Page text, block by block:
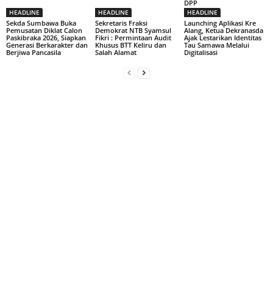
DPP
HEADLINE
Sekda Sumbawa Buka
Pemusatan Diklat Calon
Paskibraka 2026, Siapkan
Generasi Berkarakter dan
Berjiwa Pancasila
HEADLINE
Sekretaris Fraksi
Demokrat NTB Syamsul
Fikri : Permintaan Audit
Khusus BTT Keliru dan
Salah Alamat
HEADLINE
Launching Aplikasi Kre
Alang, Ketua Dekranasda
Ajak Lestarikan Identitas
Tau Samawa Melalui
Digitalisasi